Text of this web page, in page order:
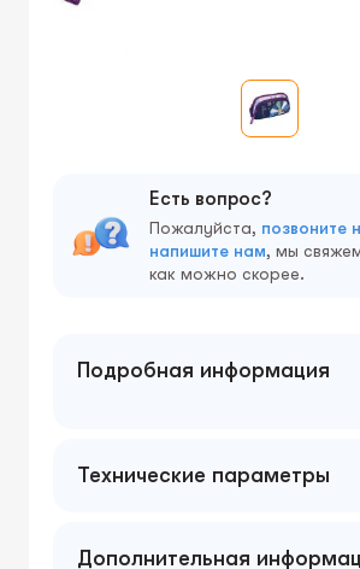
Есть вопрос?
Пожалуйста, позвоните
напишите нам, мы
как можно скорее.
Подробная информация
Технические параметры
Дополнительная